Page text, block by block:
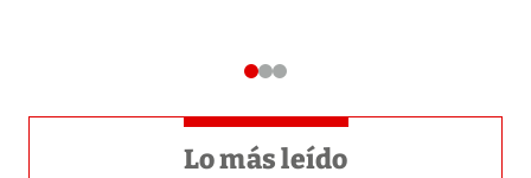
Lo más leído